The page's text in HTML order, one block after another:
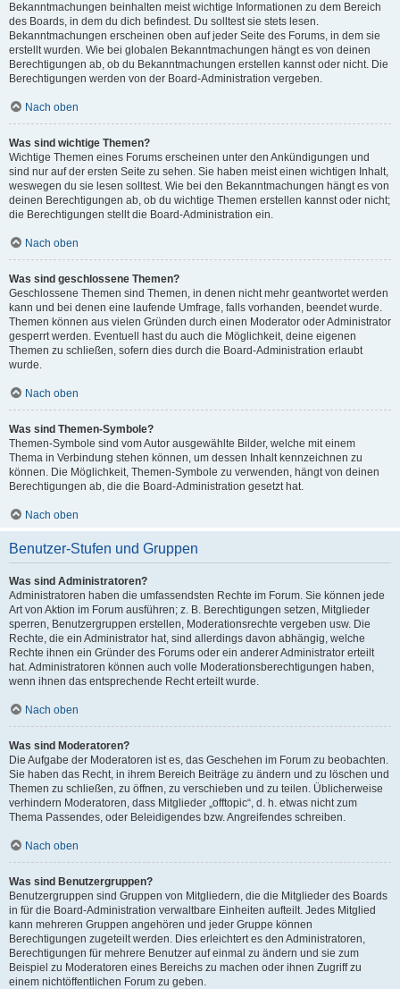
Bekanntmachungen beinhalten meist wichtige Informationen zu dem Bereich
des Boards, in dem du dich befindest. Du solltest sie stets lesen.
Bekanntmachungen erscheinen oben auf jeder Seite des Forums, in dem sie
erstellt wurden. Wie bei globalen Bekanntmachungen hängt es von deinen
Berechtigungen ab, ob du Bekanntmachungen erstellen kannst oder nicht. Die
Berechtigungen werden von der Board-Administration vergeben.
Nach oben
Was sind wichtige Themen?
Wichtige Themen eines Forums erscheinen unter den Ankündigungen und
sind nur auf der ersten Seite zu sehen. Sie haben meist einen wichtigen Inhalt,
weswegen du sie lesen solltest. Wie bei den Bekanntmachungen hängt es von
deinen Berechtigungen ab, ob du wichtige Themen erstellen kannst oder nicht;
die Berechtigungen stellt die Board-Administration ein.
Nach oben
Was sind geschlossene Themen?
Geschlossene Themen sind Themen, in denen nicht mehr geantwortet werden
kann und bei denen eine laufende Umfrage, falls vorhanden, beendet wurde.
Themen können aus vielen Gründen durch einen Moderator oder Administrator
gesperrt werden. Eventuell hast du auch die Möglichkeit, deine eigenen
Themen zu schließen, sofern dies durch die Board-Administration erlaubt
wurde.
Nach oben
Was sind Themen-Symbole?
Themen-Symbole sind vom Autor ausgewählte Bilder, welche mit einem
Thema in Verbindung stehen können, um dessen Inhalt kennzeichnen zu
können. Die Möglichkeit, Themen-Symbole zu verwenden, hängt von deinen
Berechtigungen ab, die die Board-Administration gesetzt hat.
Nach oben
Benutzer-Stufen und Gruppen
Was sind Administratoren?
Administratoren haben die umfassendsten Rechte im Forum. Sie können jede
Art von Aktion im Forum ausführen; z. B. Berechtigungen setzen, Mitglieder
sperren, Benutzergruppen erstellen, Moderationsrechte vergeben usw. Die
Rechte, die ein Administrator hat, sind allerdings davon abhängig, welche
Rechte ihnen ein Gründer des Forums oder ein anderer Administrator erteilt
hat. Administratoren können auch volle Moderationsberechtigungen haben,
wenn ihnen das entsprechende Recht erteilt wurde.
Nach oben
Was sind Moderatoren?
Die Aufgabe der Moderatoren ist es, das Geschehen im Forum zu beobachten.
Sie haben das Recht, in ihrem Bereich Beiträge zu ändern und zu löschen und
Themen zu schließen, zu öffnen, zu verschieben und zu teilen. Üblicherweise
verhindern Moderatoren, dass Mitglieder „offtopic“, d. h. etwas nicht zum
Thema Passendes, oder Beleidigendes bzw. Angreifendes schreiben.
Nach oben
Was sind Benutzergruppen?
Benutzergruppen sind Gruppen von Mitgliedern, die die Mitglieder des Boards
in für die Board-Administration verwaltbare Einheiten aufteilt. Jedes Mitglied
kann mehreren Gruppen angehören und jeder Gruppe können
Berechtigungen zugeteilt werden. Dies erleichtert es den Administratoren,
Berechtigungen für mehrere Benutzer auf einmal zu ändern und sie zum
Beispiel zu Moderatoren eines Bereichs zu machen oder ihnen Zugriff zu
einem nichtöffentlichen Forum zu geben.